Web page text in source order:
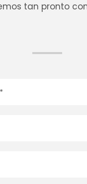
tan pronto